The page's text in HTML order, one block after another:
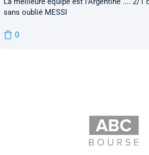
sans oublié MESSI
0